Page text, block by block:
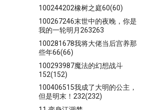
100244202橡树之庭60(60)
100267246末世中的夜晚，你是
我的一轮明月263263
100281678我将大佬当后宫养那
些年66(66)
100293987魔法的幻想战斗
152(152)
100406515我成了大明的公主，
但是明末！232(232)